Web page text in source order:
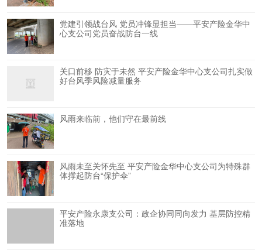
党建引领战台风 党员冲锋显担当——平安产险金华中
心支公司党员奋战防台一线
关口前移 防灾于未然 平安产险金华中心支公司扎实做
好台风季风险减量服务
风雨来临前，他们守在最前线
风雨未至关怀先至 平安产险金华中心支公司为特殊群
体撑起防台“保护伞”
平安产险永康支公司：政企协同同向发力 基层防控精
准落地